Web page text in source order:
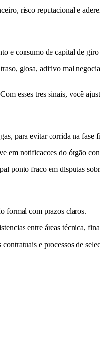
risco reputacional e
e consumo de capital de giro
glosa, aditivo mal
esses tres sinais, você
para evitar corrida na fase
em notificacoes do órgão
ponto fraco em disputas
formal com prazos claros.
entre áreas técnica,
e processos de